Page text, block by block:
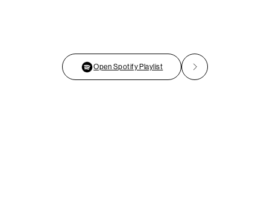
Open Spotify Playlist